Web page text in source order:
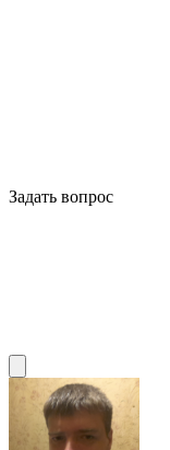
Задать вопрос